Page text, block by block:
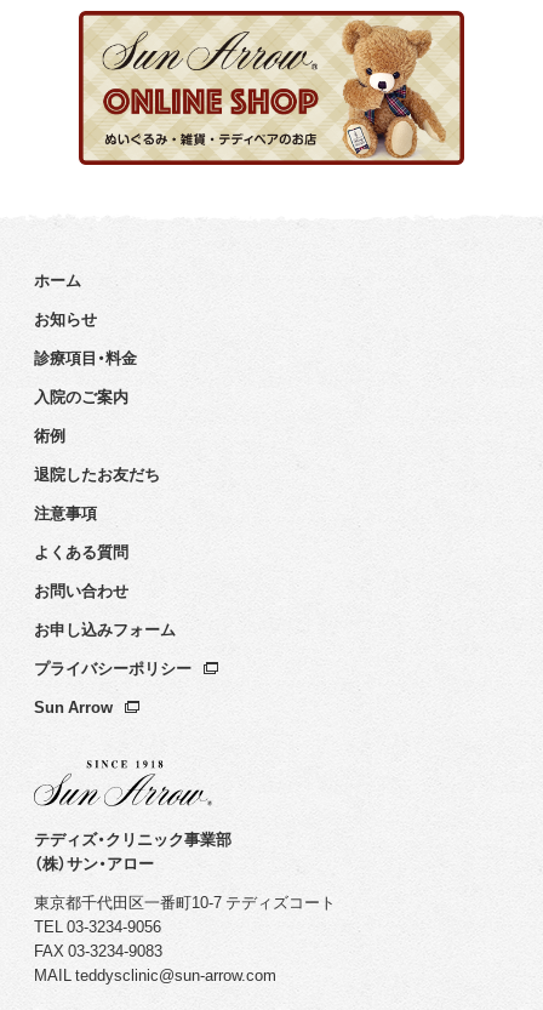
テディズ・クリニック事業部
（株）サン・アロー
東京都千代田区一番町10-7 テディズコート
TEL03-3234-9056
FAX03-3234-9083
MAILteddysclinic@sun-arrow.com
ホーム
お知らせ
診療項目・料金
入院のご案内
術例
退院したお友だち
注意事項
よくある質問
お問い合わせ
お申し込みフォーム
プライバシーポリシー
Sun Arrow